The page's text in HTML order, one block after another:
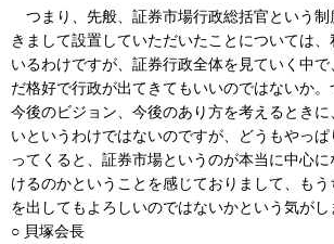
つまり、先般、証券市場行政総括官という
きまして設置していただいたことについては
いるわけですが、証券行政全体を見ていく中
だ格好で行政が出てきてもいいのではないか
今後のビジョン、今後のあり方を考えるとき
いというわけではないのですが、どうもやっ
ってくると、証券市場というのが本当に中心
けるのかということを感じておりまして、もう
を出してもよろしいのではないかという気がし
○ 貝塚会長